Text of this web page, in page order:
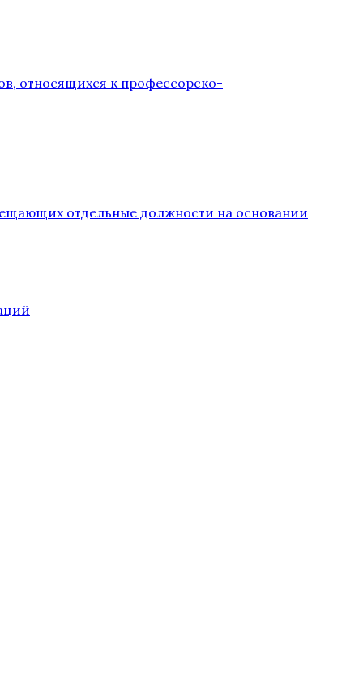
относящихся к профессорско-
отдельные должности на основании